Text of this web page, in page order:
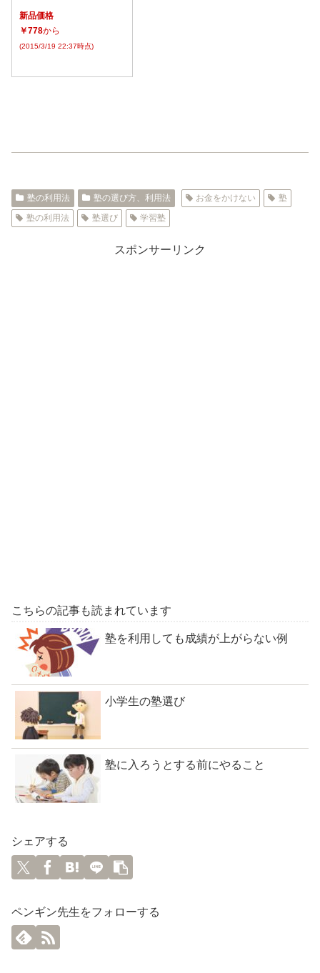
新品価格
￥778から
(2015/3/19 22:37時点)
塾の利用法 塾の選び方、利用法 お金をかけない
塾
塾の利用法
塾選び 学習塾
スポンサーリンク
こちらの記事も読まれています
塾を利用しても成績が上がらない例
小学生の塾選び
塾に入ろうとする前にやること
シェアする
ペンギン先生をフォローする